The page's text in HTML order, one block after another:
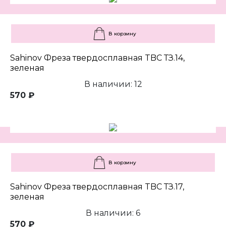
В корзину
Sahinov Фреза твердосплавная TBC ТЗ.14,
зеленая
В наличии: 12
570 ₽
В корзину
Sahinov Фреза твердосплавная TBC ТЗ.17,
зеленая
В наличии: 6
570 ₽